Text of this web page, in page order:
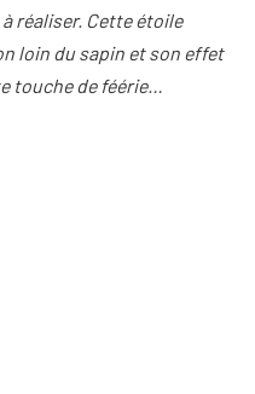
réaliser. Cette étoile
loin du sapin et son effet
touche de féérie…